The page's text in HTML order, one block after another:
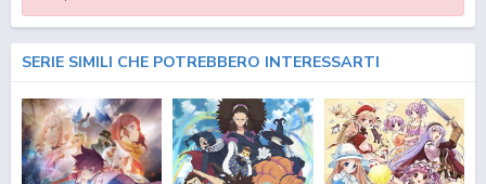
SERIE SIMILI CHE POTREBBERO INTERESSARTI